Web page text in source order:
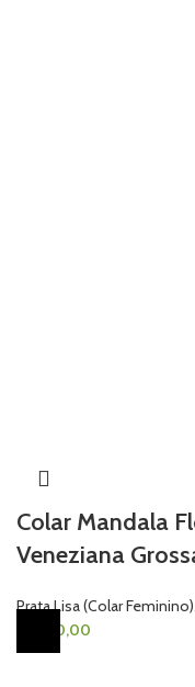
Colar Mandala
Veneziana
Prata Lisa (Colar Feminino)
480,00